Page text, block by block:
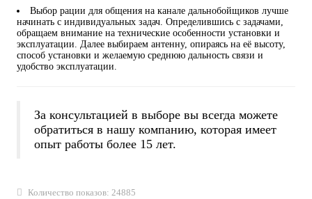
Выбор рации для общения на канале дальнобойщиков лучше
начинать с индивидуальных задач. Определившись с задачами,
обращаем внимание на технические особенности установки и
эксплуатации. Далее выбираем антенну, опираясь на её высоту,
способ установки и желаемую среднюю дальность связи и
удобство эксплуатации.
За консультацией в выборе вы всегда можете
обратиться в нашу компанию, которая имеет
опыт работы более 15 лет.
Количество показов: 24885